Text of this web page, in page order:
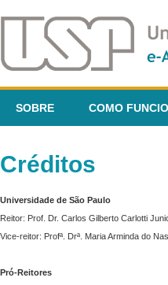
SOBRE COMO
Créditos
Universidade de São Paulo
Reitor: Prof. Dr. Carlos Gilberto Carlotti
Vice-reitor: Profª. Drª. Maria Arminda do
Pró-Reitores